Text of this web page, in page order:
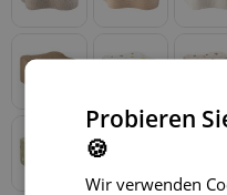
Probieren
🍪
Wir verwenden